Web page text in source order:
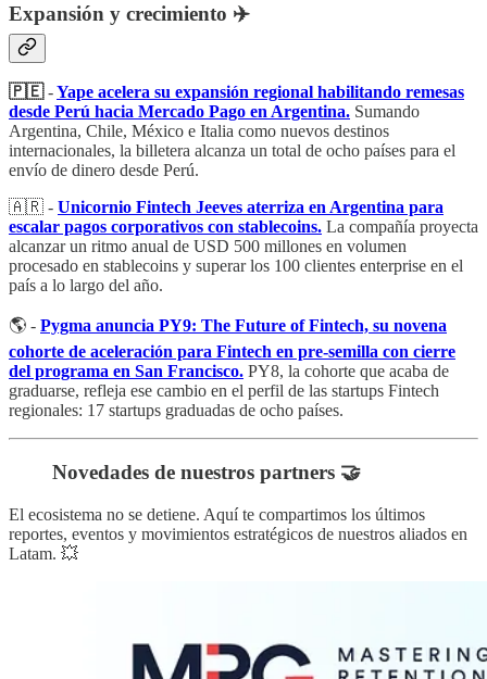
Expansión y crecimiento ✈️
🇵🇪-Yape acelera su expansión regional habilitando remesas
desde Perú hacia Mercado Pago en Argentina. Sumando
Argentina, Chile, México e Italia como nuevos destinos
internacionales, la billetera alcanza un total de ocho países para el
envío de dinero desde Perú.
🇦🇷 - Unicornio Fintech Jeeves aterriza en Argentina para
escalar pagos corporativos con stablecoins. La compañía proyecta
alcanzar un ritmo anual de USD 500 millones en volumen
procesado en stablecoins y superar los 100 clientes enterprise en el
país a lo largo del año.
🌎 - Pygma anuncia PY9: The Future of Fintech, su novena
cohorte de aceleración para Fintech en pre-semilla con cierre
del programa en San Francisco. PY8, la cohorte que acaba de
graduarse, refleja ese cambio en el perfil de las startups Fintech
regionales: 17 startups graduadas de ocho países.
Novedades de nuestros partners 🤝
El ecosistema no se detiene. Aquí te compartimos los últimos
reportes, eventos y movimientos estratégicos de nuestros aliados en
Latam. 💥